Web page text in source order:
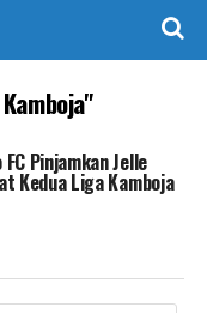
Pinjamkan Jelle
Kedua Liga Kamboja